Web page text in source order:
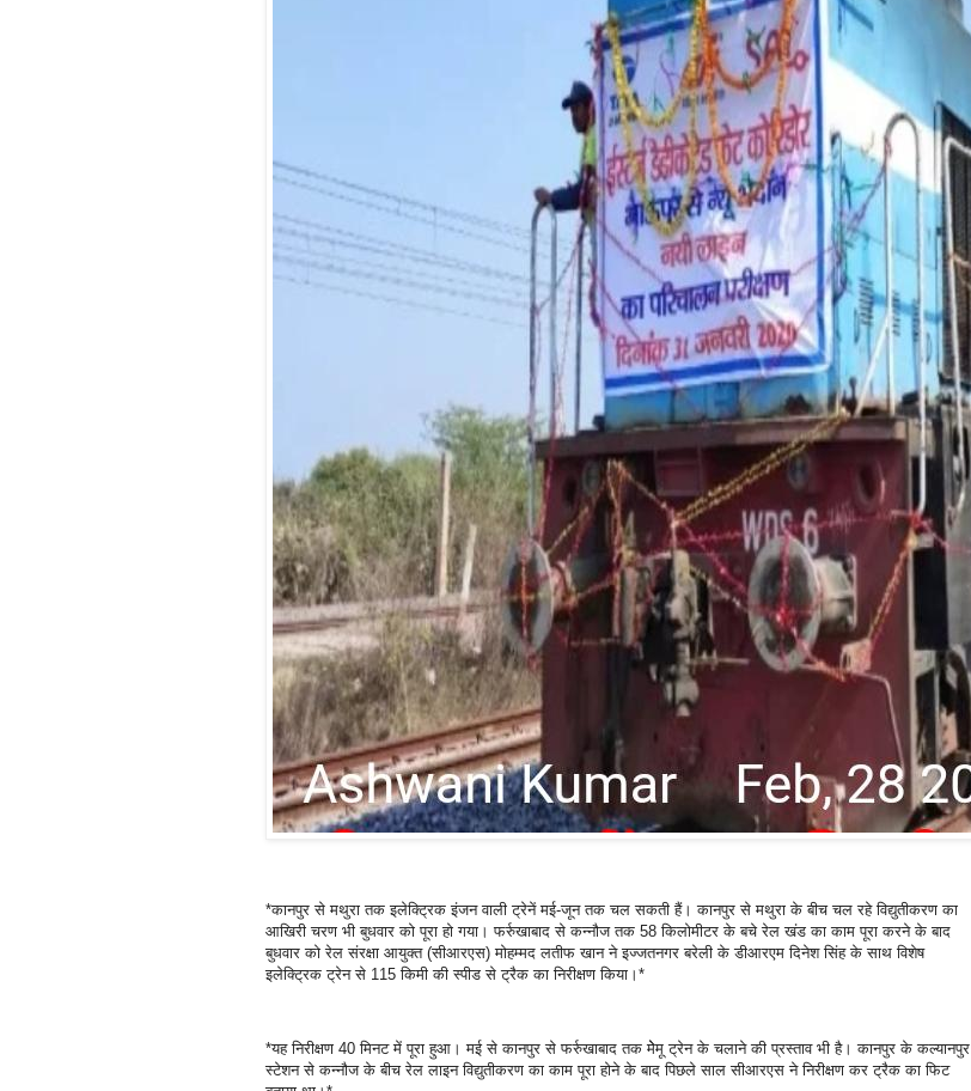
*कानपुर से मथुरा तक इलेक्ट्रिक इंजन वाली ट्रेनें मई-जून तक चल सकती हैं। कानपुर से मथुरा के बीच चल रहे विद्युतीकरण का
आखिरी चरण भी बुधवार को पूरा हो गया। फर्रुखाबाद से कन्नौज तक 58 किलोमीटर के बचे रेल खंड का काम पूरा करने के बाद
बुधवार को रेल संरक्षा आयुक्त (सीआरएस) मोहम्मद लतीफ खान ने इज्जतनगर बरेली के डीआरएम दिनेश सिंह के साथ विशेष
इलेक्ट्रिक ट्रेन से 115 किमी की स्पीड से ट्रैक का निरीक्षण किया।*
*यह निरीक्षण 40 मिनट में पूरा हुआ। मई से कानपुर से फर्रुखाबाद तक मेेमू ट्रेन के चलाने की प्रस्ताव भी है। कानपुर के कल्यानपुर
स्टेशन से कन्नौज के बीच रेल लाइन विद्युतीकरण का काम पूरा होने के बाद पिछले साल सीआरएस ने निरीक्षण कर ट्रैक का फिट